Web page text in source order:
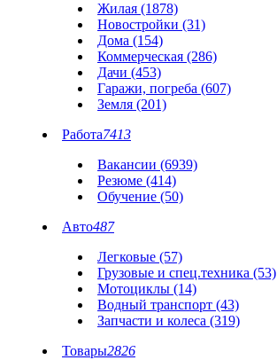
Жилая (1878)
Новостройки (31)
Дома (154)
Коммерческая (286)
Дачи (453)
Гаражи, погреба (607)
Земля (201)
Работа7413
Вакансии (6939)
Резюме (414)
Обучение (50)
Авто487
Легковые (57)
Грузовые и спец.техника (53)
Мотоциклы (14)
Водный транспорт (43)
Запчасти и колеса (319)
Товары2826